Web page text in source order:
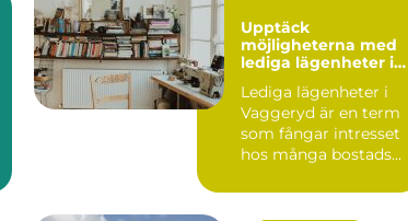
Upptäck
möjligheterna med
lediga lägenheter i
Lediga lägenheter i
Vaggeryd är en term
som fångar intresset
hos många bostads...